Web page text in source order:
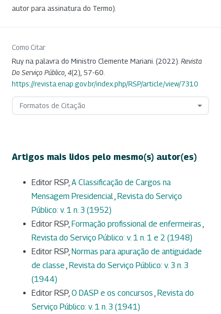
autor para assinatura do Termo).
Como Citar
Ruy na palavra do Ministro Clemente Mariani. (2022). Revista
Do Serviço Público, 4(2), 57-60.
https://revista.enap.gov.br/index.php/RSP/article/view/7310
Formatos de Citação
Artigos mais lidos pelo mesmo(s) autor(es)
Editor RSP, A Classificação de Cargos na
Mensagem Presidencial, Revista do Serviço
Público: v. 1 n. 3 (1952)
Editor RSP, Formação profissional de enfermeiras ,
Revista do Serviço Público: v. 1 n. 1 e 2 (1948)
Editor RSP, Normas para apuração de antiguidade
de classe , Revista do Serviço Público: v. 3 n. 3
(1944)
Editor RSP, O DASP e os concursos , Revista do
Serviço Público: v. 1 n. 3 (1941)